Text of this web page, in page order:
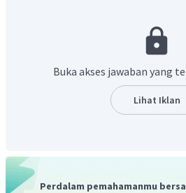
Jadi, reaksi polimerisasi
Buka akses jawaban yang
Lihat Iklan
Perdalam pemahamanmu